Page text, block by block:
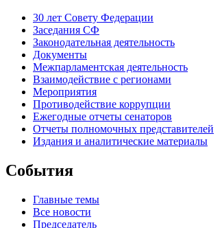
30 лет Совету Федерации
Заседания СФ
Законодательная деятельность
Документы
Межпарламентская деятельность
Взаимодействие с регионами
Мероприятия
Противодействие коррупции
Ежегодные отчеты сенаторов
Отчеты полномочных представителей
Издания и аналитические материалы
События
Главные темы
Все новости
Председатель